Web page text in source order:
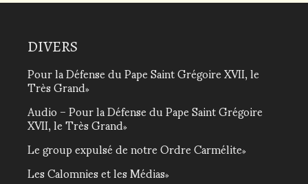
DIVERS
Pour la Défense du Pape Saint Grégoire XVII, le
Très Grand
Audio – Pour la Défense du Pape Saint Grégoire
XVII, le Très Grand
Le group expulsé de notre Ordre Carmélite
Les Calomnies et les Médias